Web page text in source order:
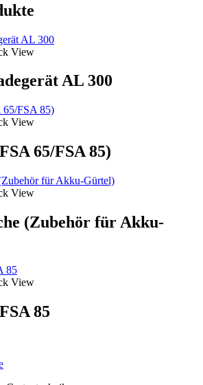
View
AL 300
View
65/FSA 85)
View
(Zubehör für Akku-
View
85